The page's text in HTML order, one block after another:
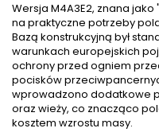
Wersja M4A3E2, znana
na praktyczne potrzeby
Bazą konstrukcyjną był
warunkach europejskich
ochrony przed ogniem
pocisków
wprowadzono dodatkowe
oraz wieży, co znacząco
kosztem wzrostu masy.